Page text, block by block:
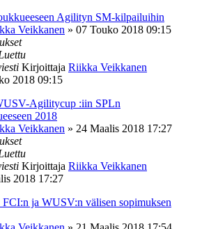
Agilityn SM-kilpailuihin
Veikkanen » 07 Touko 2018 09:15
Kirjoittaja Riikka Veikkanen
2018 09:15
Agilitycup :iin SPLn
2018
Veikkanen » 24 Maalis 2018 17:27
Kirjoittaja Riikka Veikkanen
2018 17:27
ja WUSV:n välisen sopimuksen